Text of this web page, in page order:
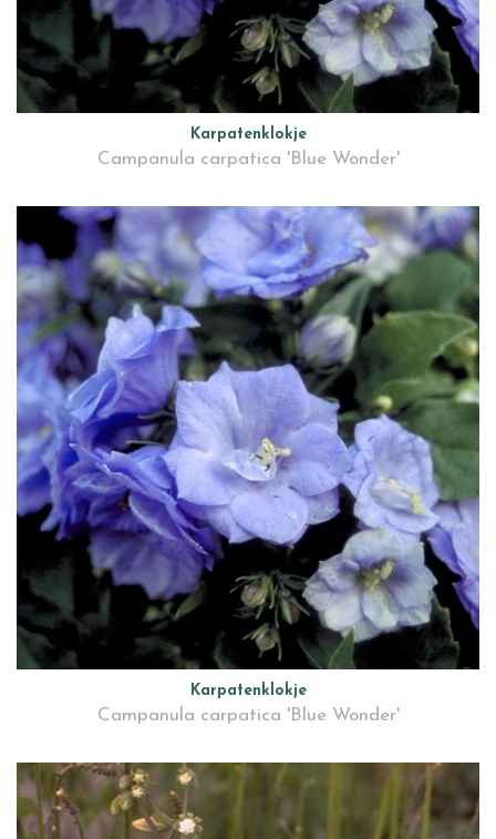
Karpatenklokje
Campanula carpatica 'Blue Wonder'
Karpatenklokje
Campanula carpatica 'Blue Wonder'